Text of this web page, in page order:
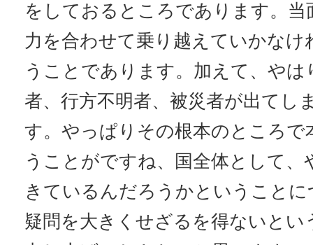
をしておるところであります。
力を合わせて乗り越えていかな
うことであります。加えて、やは
者、行方不明者、被災者が出てし
す。やっぱりその根本のところで
うことがですね、国全体として、
きているんだろうかということ
疑問を大きくせざるを得ないとい